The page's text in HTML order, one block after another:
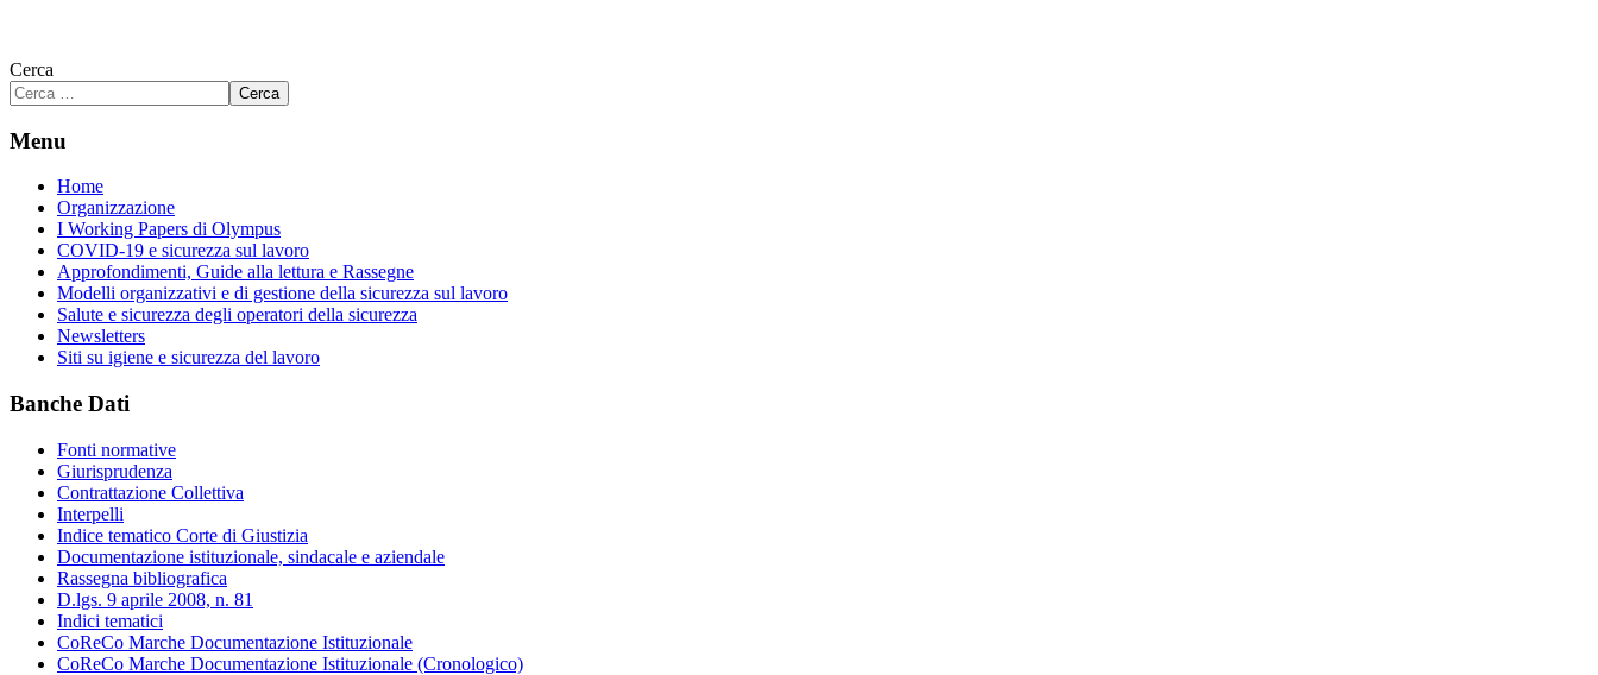
Cerca
Cerca
Menu
Home
Organizzazione
I Working Papers di Olympus
COVID-19 e sicurezza sul lavoro
Approfondimenti, Guide alla lettura e Rassegne
Modelli organizzativi e di gestione della sicurezza sul lavoro
Salute e sicurezza degli operatori della sicurezza
Newsletters
Siti su igiene e sicurezza del lavoro
Banche Dati
Fonti normative
Giurisprudenza
Contrattazione Collettiva
Interpelli
Indice tematico Corte di Giustizia
Documentazione istituzionale, sindacale e aziendale
Rassegna bibliografica
D.lgs. 9 aprile 2008, n. 81
Indici tematici
CoReCo Marche Documentazione Istituzionale
CoReCo Marche Documentazione Istituzionale (Cronologico)